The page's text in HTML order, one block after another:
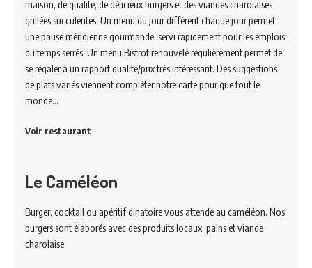
maison, de qualité, de délicieux burgers et des viandes charolaises
grillées succulentes. Un menu du Jour différent chaque jour permet
une pause méridienne gourmande, servi rapidement pour les emplois
du temps serrés. Un menu Bistrot renouvelé régulièrement permet de
se régaler à un rapport qualité/prix très intéressant. Des suggestions
de plats variés viennent compléter notre carte pour que tout le
monde…
Voir restaurant
Le Caméléon
Burger, cocktail ou apéritif dinatoire vous attende au caméléon. Nos
burgers sont élaborés avec des produits locaux, pains et viande
charolaise.